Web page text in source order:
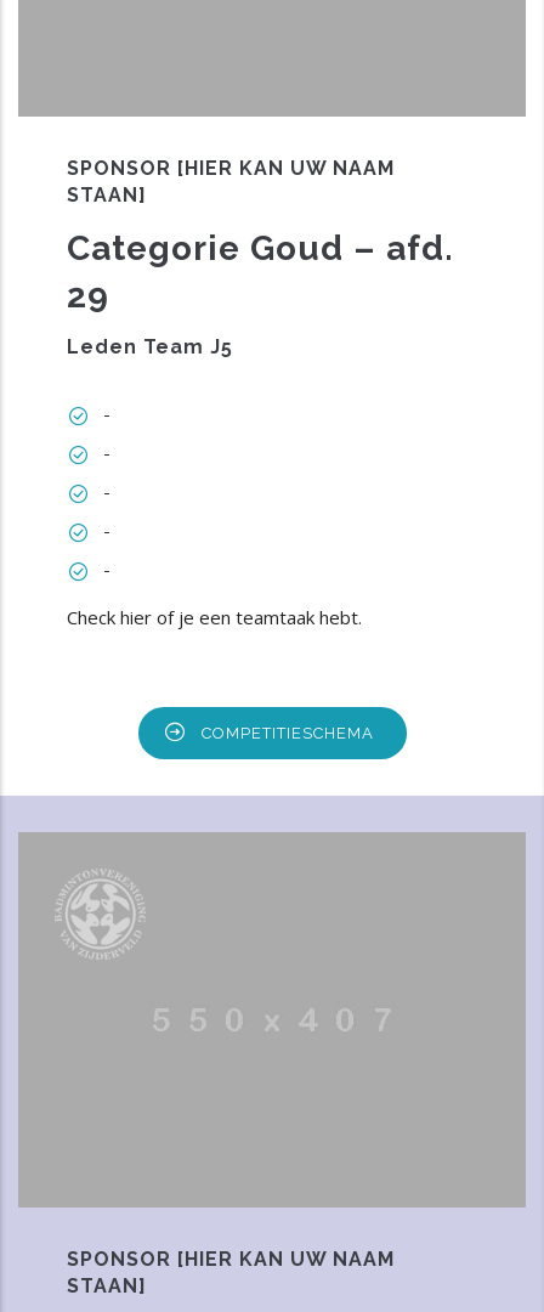
SPONSOR [HIER KAN UW NAAM
STAAN]
Categorie Goud – afd.
29
Leden Team J5
-
-
-
-
-
Check hier of je een teamtaak hebt.
COMPETITIESCHEMA
SPONSOR [HIER KAN UW NAAM
STAAN]